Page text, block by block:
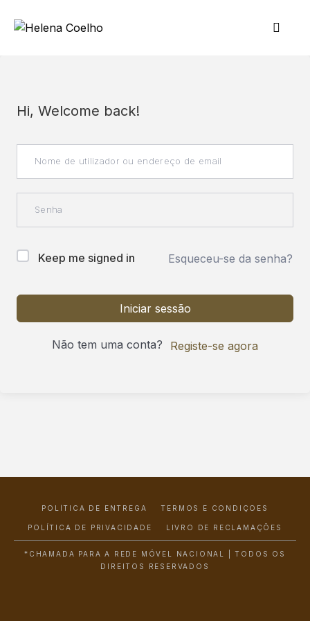
Hi, Welcome back!
Keep me signed in Esqueceu-se da senha?
Iniciar sessão
Não tem uma conta? Registe-se agora
POLÍTICA DE ENTREGA TERMOS E CONDIÇÕES
POLÍTICA DE PRIVACIDADE LIVRO DE RECLAMAÇÕES
*CHAMADA PARA A REDE MÓVEL NACIONAL | TODOS OS
DIREITOS RESERVADOS